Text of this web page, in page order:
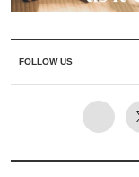
FOLLOW US